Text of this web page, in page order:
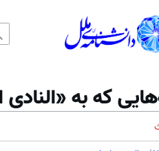
که به «النادی